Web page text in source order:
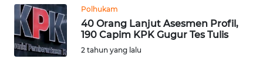
Polhukam
40 Orang Lanjut Asesmen Profil,
190 Capim KPK Gugur Tes Tulis
2 tahun yang lalu
PAPUA
BARAT
WN